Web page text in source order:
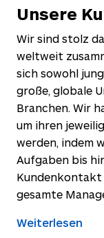
Unsere
Wir sind stolz
weltweit
sich sowohl
große, globale
Branchen. Wir
um ihren
werden, indem
Aufgaben bis
Kundenkontakt
gesamte
Weiterlesen